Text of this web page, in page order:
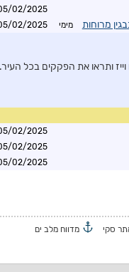
02/2025 16:46
מרוחות מימי 02/2025 17:04
ותראו את הפקקים בכל
02/2025 17:08
02/2025 17:11
02/2025 17:09
סקי
מדווח מלב ים